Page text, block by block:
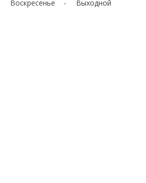
Воскресенье
Выходной